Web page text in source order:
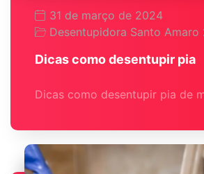
31 de março de 2024
Desentupidora Santo Amaro
Dicas como desentupir pia
Dicas como desentupir pia de